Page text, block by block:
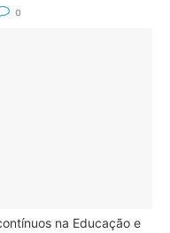
0
na Educação e